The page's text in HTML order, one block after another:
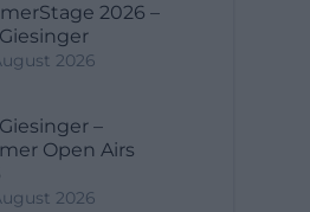
2026 –
2026
–
Open Airs
2026